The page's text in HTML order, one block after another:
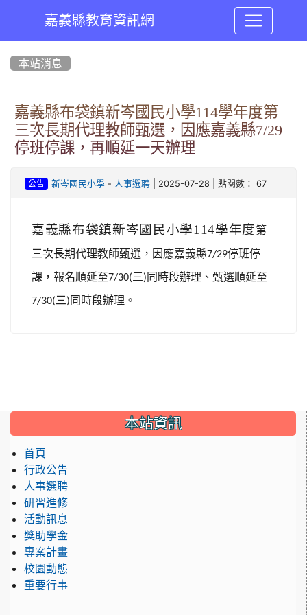
嘉義縣教育資訊網
本站消息
嘉義縣布袋鎮新岑國民小學114學年度第
三次長期代理教師甄選，因應嘉義縣7/29
停班停課，再順延一天辦理
公告 新岑國民小學- 人事選聘| 2025-07-28 | 點閱數： 67
嘉義縣布袋鎮新岑國民小學114學年度第
三次長期代理教師甄選 ，因應嘉義縣7/29停班停
課，報名順延至7/30(三)同時段辦理、甄選順延至
7/30(三)同時段辦理。
::: 本站資訊
首頁
行政公告
人事選聘
研習進修
活動訊息
獎助學金
專案計畫
校園動態
重要行事